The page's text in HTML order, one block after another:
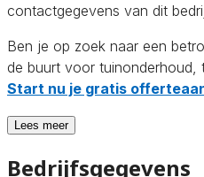
contactgegevens van dit
Ben je op zoek naar een
de buurt voor tuinonderhoud,
Start nu je gratis
Lees meer
Bedrijfsgegevens